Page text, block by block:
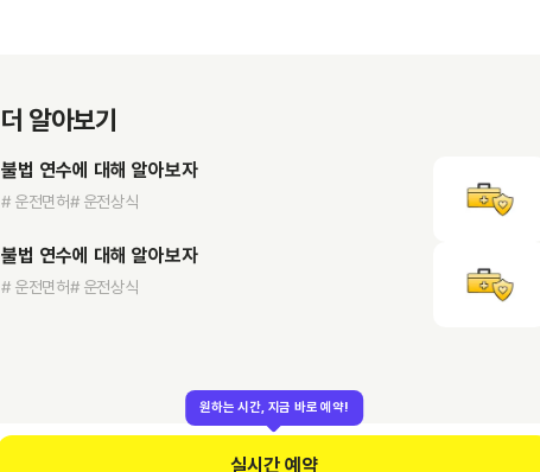
더 알아보기
불법 연수에 대해 알아보자
# 운전면허# 운전상식
불법 연수에 대해 알아보자
# 운전면허# 운전상식
원하는 시간, 지금 바로 예약!
실시간 예약